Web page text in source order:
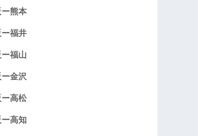
ー熊本
福井
福山
金沢
ー高松
高知